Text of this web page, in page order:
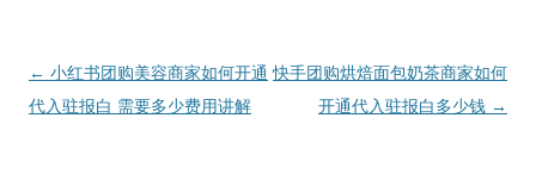
文
章
← 小红书团购美容商家如何开通
代入驻报白 需要多少费用讲解
快手团购烘焙面包奶茶商家如何
开通代入驻报白多少钱 →